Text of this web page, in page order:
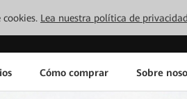
Lea nuestra política de
Cómo comprar Sobre